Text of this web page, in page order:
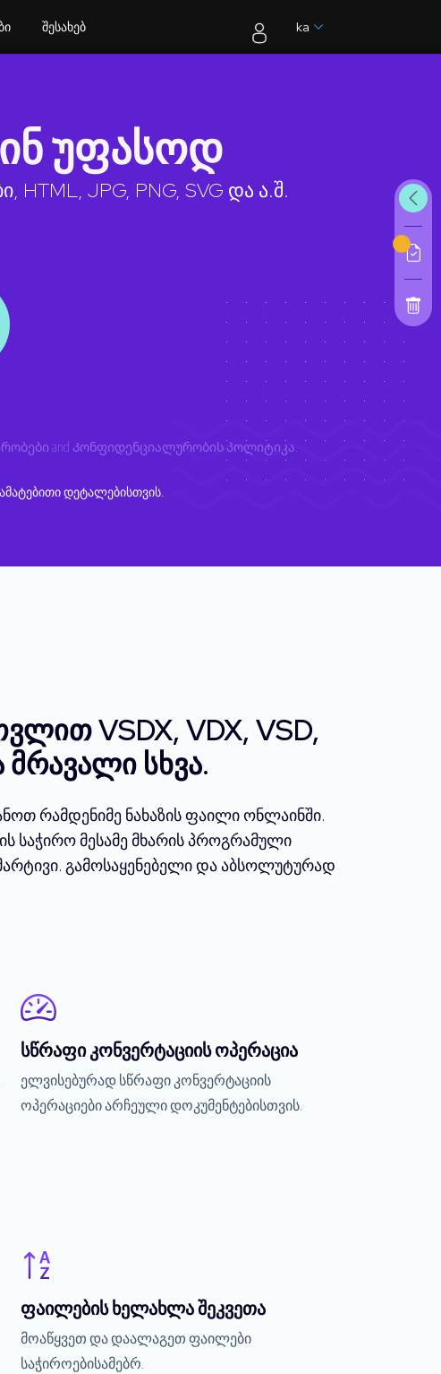
ka
შესახებ
უფასოდ
JPG, PNG, SVG და ა.შ.
and Კონფიდენციალურობის პოლიტიკა
დეტალებისთვის.
VSDX, VDX, VSD,
მრავალი სხვა.
რამდენიმე ნახაზის ფაილი ონლაინში.
საჭირო მესამე მხარის პროგრამული
გამოსაყენებელი და აბსოლუტურად
სწრაფი კონვერტაციის ოპერაცია
ელვისებურად სწრაფი კონვერტაციის
ოპერაციები არჩეული დოკუმენტებისთვის.
ფაილების ხელახლა შეკვეთა
მოაწყვეთ და დაალაგეთ ფაილები
საჭიროებისამებრ.